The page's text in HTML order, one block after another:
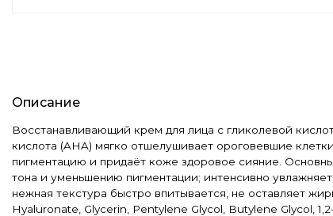
Описание
Восстанавливающий крем для лица с гликолевой
кислота (AHA) мягко отшелушивает ороговевшие
пигментацию и придаёт коже здоровое сияние.
тона и уменьшению пигментации; интенсивно
нежная текстура быстро впитывается, не оставляет
Hyaluronate, Glycerin, Pentylene Glycol, Butylene Glycol,